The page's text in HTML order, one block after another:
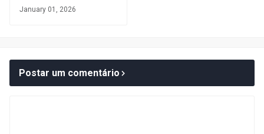
January 01, 2026
Postar um comentário